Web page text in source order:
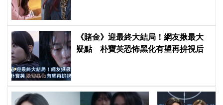
《賭金》迎最終大結局！網友揪最大
疑點 朴寶英恐怖黑化有望再拚視后